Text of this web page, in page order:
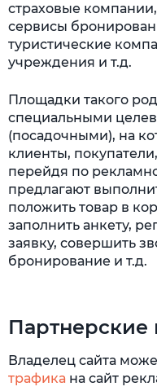
страховые
сервисы
туристические
учреждения и т.д.
Площадки такого
специальными
(посадочными), на
клиенты,
перейдя по
предлагают
положить товар в
заполнить анкету,
заявку, совершить
бронирование и т.д.
Владелец сайта
трафика на сайт